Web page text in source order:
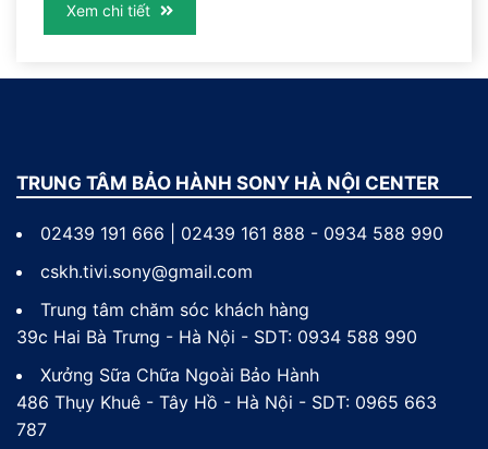
Xem chi tiết
TRUNG TÂM BẢO HÀNH SONY HÀ NỘI CENTER
02439 191 666 | 02439 161 888 - 0934 588 990
cskh.tivi.sony@gmail.com
Trung tâm chăm sóc khách hàng
39c Hai Bà Trưng - Hà Nội - SDT: 0934 588 990
Xưởng Sữa Chữa Ngoài Bảo Hành
486 Thụy Khuê - Tây Hồ - Hà Nội - SDT: 0965 663
787